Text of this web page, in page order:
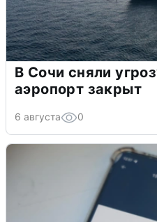
В Сочи сняли
аэропорт закрыт
6 августа 0